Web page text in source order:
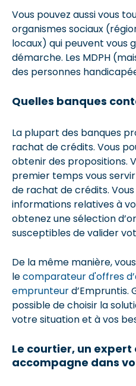
Vous pouvez aussi vous
organismes sociaux
locaux) qui peuvent vous
démarche. Les MDPH
des personnes
Quelles banques
La plupart des banques
rachat de crédits. Vous
obtenir des propositions.
premier temps vous
de rachat de crédits.
informations relatives à
obtenez une sélection
susceptibles de valider
De la même manière,
lecomparateur d'offres
emprunteurd’Empruntis.
possible de choisir la
votre situation et à vos
Le courtier, un expert
accompagne dans